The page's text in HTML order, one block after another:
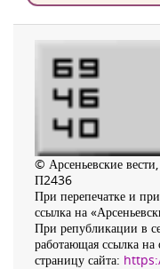
© Арсеньевские
П2436
При перепечатке и
ссылка на
При републикации в
работающая ссылка на
страницу сайта: